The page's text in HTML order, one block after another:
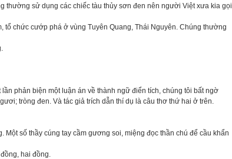
thường sử dụng các chiếc tàu thủy sơn đen nên người Việt xưa kia gọi
tổ chức cướp phá ở vùng Tuyên Quang, Thái Nguyên. Chúng thường
phản biện một luận án về thành ngữ điển tích, chúng tôi bất ngờ
tròng đen. Và tác giả trích dẫn thí dụ là câu thơ thứ hai ở trên.
số thầy cúng tay cầm gương soi, miệng đọc thần chú để cầu khẩn
hai đồng.